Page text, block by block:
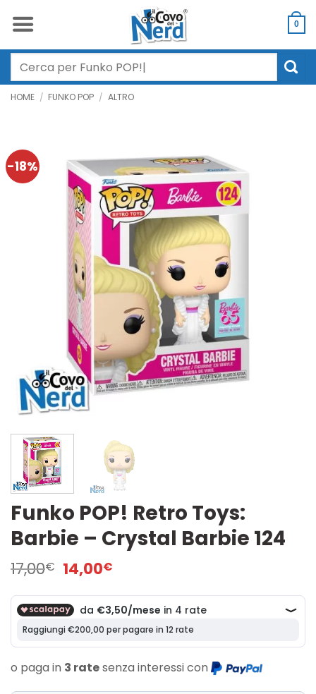
0
Cerca:
HOME / FUNKO POP / ALTRO
-18%
Funko POP! Retro Toys:
Barbie – Crystal Barbie 124
17,00€ Il
prezzo
originale
era:
17,00€.
14,00€
attuale
è:
14,00€.
o paga in 3 ratesenza interessi con